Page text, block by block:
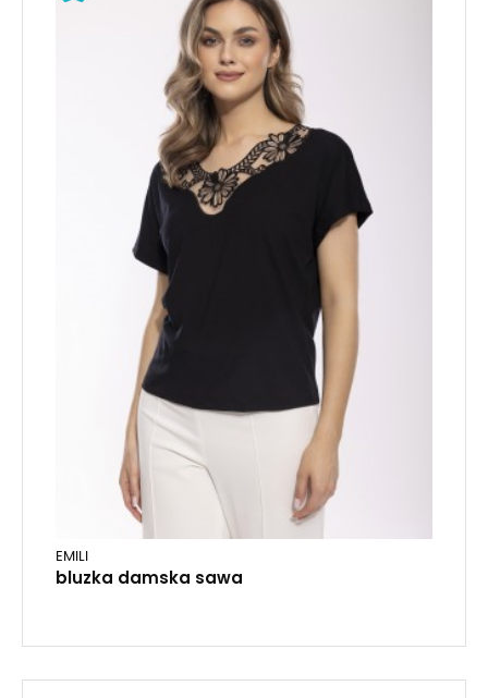
EMILI
bluzka damska sawa